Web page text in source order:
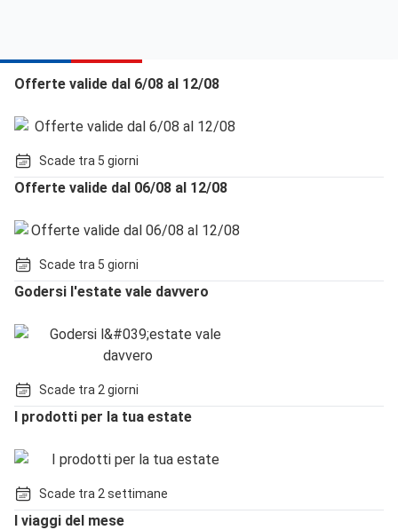
Offerte valide dal 6/08 al 12/08
Scade tra 5 giorni
Offerte valide dal 06/08 al 12/08
Scade tra 5 giorni
Godersi l'estate vale davvero
Scade tra 2 giorni
I prodotti per la tua estate
Scade tra 2 settimane
I viaggi del mese